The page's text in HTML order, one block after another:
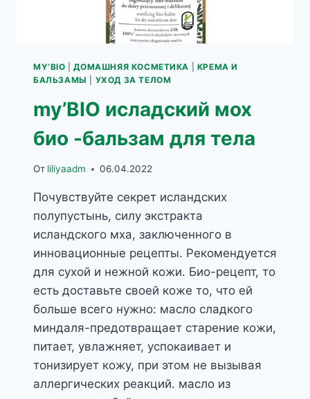
MY’BIO |ДОМАШНЯЯ КОСМЕТИКА
КРЕМА И
БАЛЬЗАМЫ
УХОД ЗА ТЕЛОМ
my’BIO исладский мох
био -бальзам для тела
От liliyaadm 06.04.2022
Почувствуйте секрет исландских
полупустынь, силу экстракта
исландского мха, заключенного в
инновационные рецепты. Рекомендуется
для сухой и нежной кожи. Био-рецепт, то
есть доставьте своей коже то, что ей
больше всего нужно: масло сладкого
миндаля-предотвращает старение кожи,
питает, увлажняет, успокаивает и
тонизирует кожу, при этом не вызывая
аллергических реакций. масло из